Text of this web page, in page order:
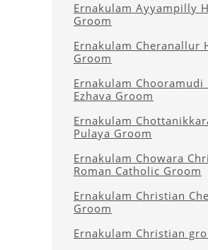
Ernakulam Ayyampilly
Groom
Ernakulam Cheranallur
Groom
Ernakulam Chooramudi
Ezhava Groom
Ernakulam
Pulaya Groom
Ernakulam Chowara
Roman Catholic Groom
Ernakulam Christian
Groom
Ernakulam Christian